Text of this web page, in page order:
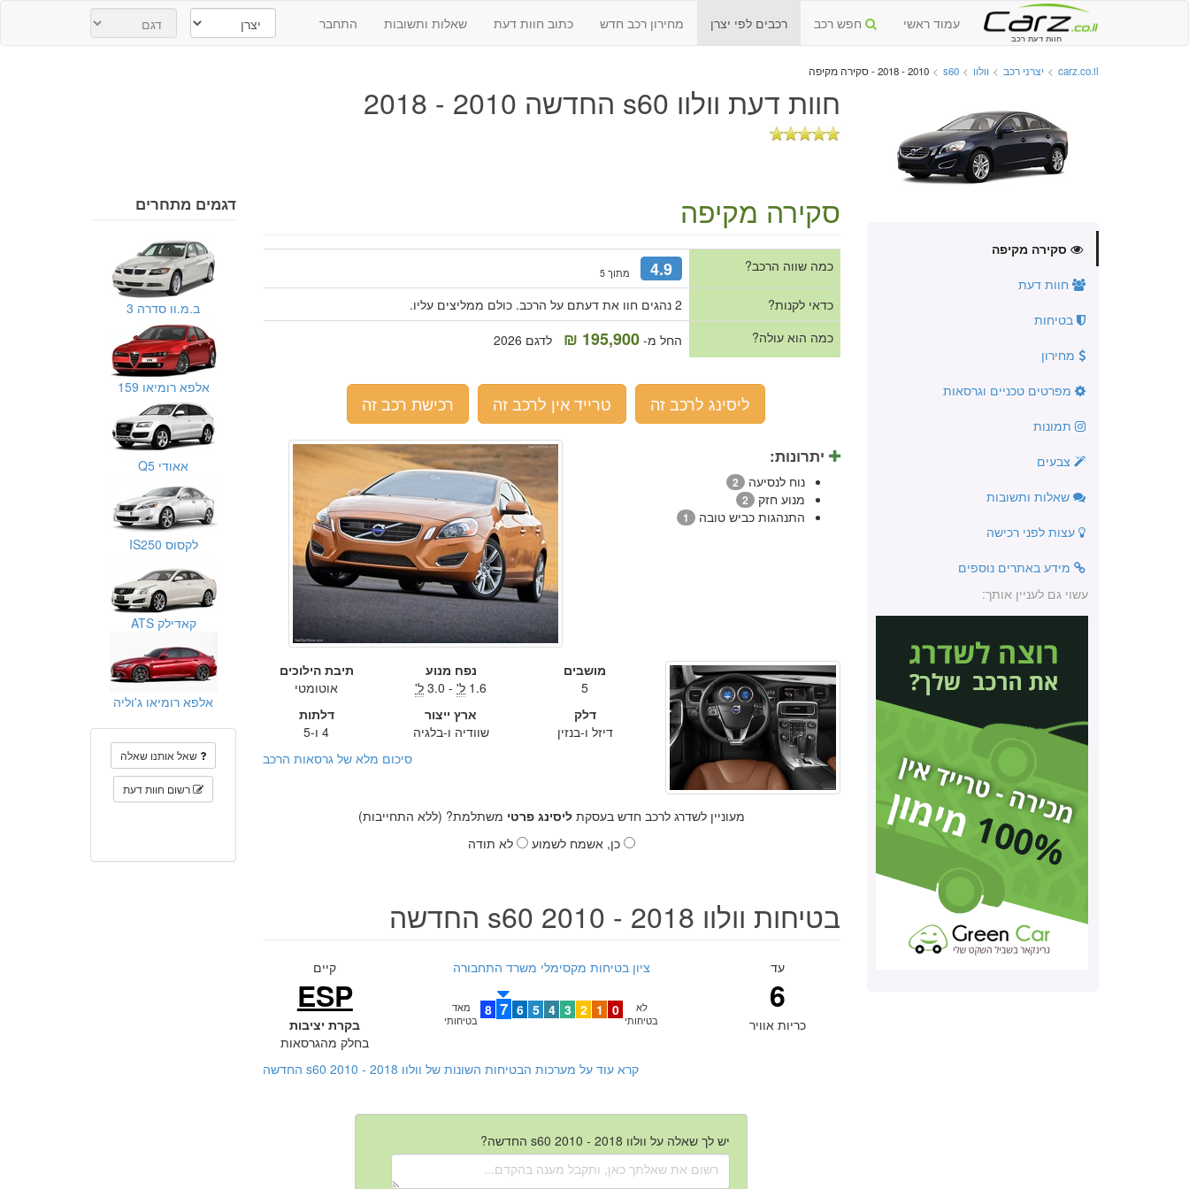
חוות דעת רכב
עמוד ראשי חפש רכב רכבים לפי יצרן מחירון רכב חדש כתוב חוות דעת שאלות ותשובות התחבר
carz.co.il
> יצרני רכב > וולוו >
s60
> 2010 - 2018 - סקירה מקיפה
חוות דעת וולוו s60 החדשה 2010 - 2018
סקירה מקיפה
חוות דעת
בטיחות
מחירון
מפרטים טכניים וגרסאות
תמונות
צבעים
שאלות ותשובות
עצות לפני רכישה
מידע באתרים נוספים
עשוי גם לעניין אותך:
סקירה מקיפה
כמה שווה הרכב? 4.9 מתוך 5
כדאי לקנות?
2 נהגים חוו את דעתם על הרכב. כולם ממליצים עליו.
כמה הוא עולה?
החל מ-195,900 ₪ לדגם 2026
ליסינג לרכב זה טרייד אין לרכב זה רכישת רכב זה
יתרונות:
נוח לנסיעה 2
מנוע חזק 2
התנהגות כביש טובה 1
מושבים
5
נפח מנוע
1.6 ל'- 3.0 ל'
תיבת הילוכים
אוטומטי
דלק
דיזל ו-בנזין
ארץ ייצור
שוודיה ו-בלגיה
דלתות
4 ו-5
סיכום מלא של גרסאות הרכב
מעוניין לשדרג לרכב חדש בעסקתליסינג פרטי משתלמת? (ללא התחייבות)
כן, אשמח לשמוע
לא תודה
בטיחות וולוו s60 2010 - 2018 החדשה
עד
6
כריות אוויר
ציון בטיחות מקסימלי משרד התחבורה
לא
בטיחותי
0
1
2
3
4
5
6
7
8
מאד
בטיחותי
קיים
ESP
בקרת יציבות
בחלק מהגרסאות
קרא עוד על מערכות הבטיחות השונות של וולוו s60 2010 - 2018 החדשה
יש לך שאלה על וולוו s60 2010 - 2018 החדשה?
דגמים מתחרים
ב.מ.וו סדרה 3
אלפא רומיאו 159
אאודי Q5
לקסוס IS250
קאדילק ATS
אלפא רומיאו ג'וליה
שאל אותנו שאלה
רשום חוות דעת